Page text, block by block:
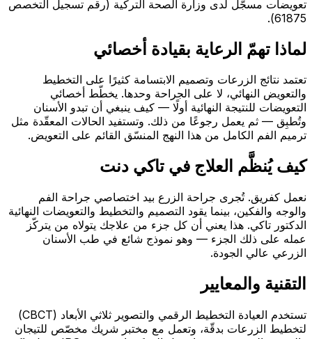
تعويضات مسجَّل لدى وزارة الصحة التركية (رقم تسجيل التخصص
61875).
لماذا تهمّ الرعاية بقيادة أخصائي
تعتمد نتائج الزرعات وتصميم الابتسامة كثيرًا على التخطيط
والتعويض النهائي، لا على الجراحة وحدها. يخطّط أخصائي
التعويضات للنتيجة النهائية أولًا — كيف ينبغي أن تبدو الأسنان
وتُطبِق — ثم يعمل رجوعًا من ذلك. وتستفيد الحالات المعقّدة مثل
ترميم الفم الكامل من هذا النهج المنسّق القائم على التعويض.
كيف يُنظَّم العلاج في تاكي دنت
نعمل كفريق. تُجرى جراحة الزرع بيد اختصاصي جراحة الفم
والوجه والفكين، بينما يقود التصميم والتخطيط والتعويضات النهائية
الدكتور تاكي. هذا يعني أن كل جزء من علاجك يتولاه من يتركّز
عمله على ذلك الجزء — وهو نموذج شائع في طب الأسنان
الزرعي عالي الجودة.
التقنية والمعايير
تستخدم العيادة التخطيط الرقمي والتصوير ثلاثي الأبعاد (CBCT)
لتخطيط الزرعات بدقّة، وتعمل مع مختبر شريك مخصّص للتيجان